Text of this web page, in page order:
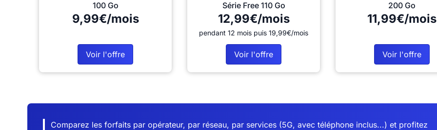
100 Go
9,99€/mois
Voir l'offre
Série Free 110 Go
12,99€/mois
pendant 12 mois puis 19,99€/mois
Voir l'offre
200 Go
11,99€/mois
Voir l'offre
Comparez les forfaits par opérateur, par réseau, par services (5G, avec téléphone inclus...) et profitez